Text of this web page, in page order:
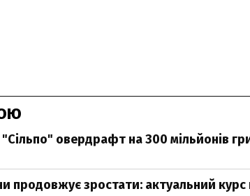
овердрафт на 300 мільйонів
продовжує зростати: актуальний курс